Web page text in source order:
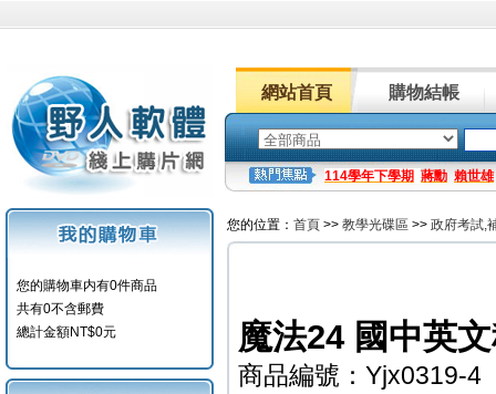
網站首頁 購物結帳
114學年下學期 蔣勳 賴世雄
您的購物車内有0件商品
共有0不含郵費
總計金額NT$0元
您的位置： 首頁 >> 教學光碟區 >> 政府考試,
魔法24 國中英
商品編號：Yjx0319-4